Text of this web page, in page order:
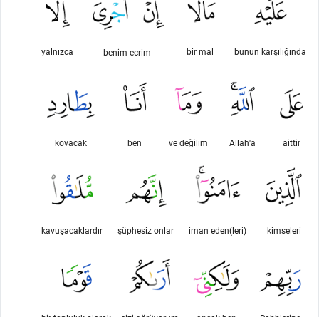
bunun karşılığında
bir mal
benim ecrim
yalnızca
aittir
Allah'a
ve değilim
ben
kovacak
kimseleri
iman eden(leri)
şüphesiz onlar
kavuşacaklardır